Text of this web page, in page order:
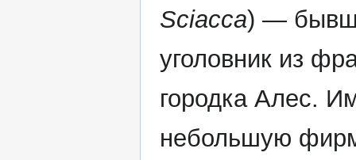
Sciacca) —
уголовник из
городка Алес.
небольшую